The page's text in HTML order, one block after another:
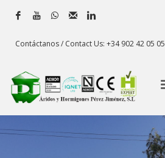
Contáctanos / Contact Us: +34 902 42 05 05